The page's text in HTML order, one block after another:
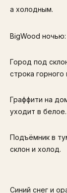
а холодным.
BigWood
Город под
строка горного
Граффити на
уходит в белое.
Подъёмник в
склон и холод.
Синий снег и